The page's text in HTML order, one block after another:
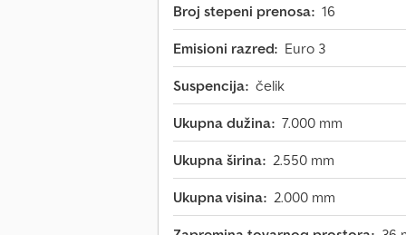
Broj stepeni prenosa: 16
Emisioni razred: Euro 3
Suspencija: čelik
Ukupna dužina: 7.000 mm
Ukupna širina: 2.550 mm
Ukupna visina: 2.000 mm